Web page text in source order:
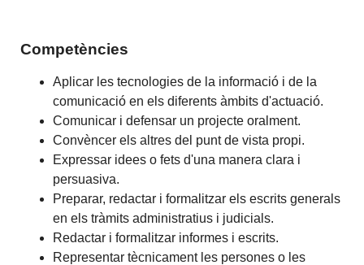
Competències
Aplicar les tecnologies de la informació i de la
comunicació en els diferents àmbits d'actuació.
Comunicar i defensar un projecte oralment.
Convèncer els altres del punt de vista propi.
Expressar idees o fets d'una manera clara i
persuasiva.
Preparar, redactar i formalitzar els escrits generals
en els tràmits administratius i judicials.
Redactar i formalitzar informes i escrits.
Representar tècnicament les persones o les